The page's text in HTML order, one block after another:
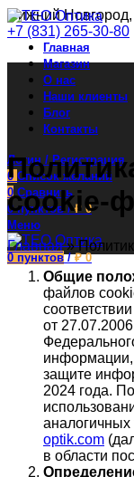
Нижний
+7 (831) 265-30-80
Главная
Магазин
О нас
Наши клиенты
Блог
Контакты
Логин / Регистрация
0 Список желаний
0 Сравнить
0пунктов / ₽ 0
Меню
0 пунктов / ₽0
cookie-
Главная»
Общие
файлов
от
защите
2024 года.
аналогичных
optik.com
в области